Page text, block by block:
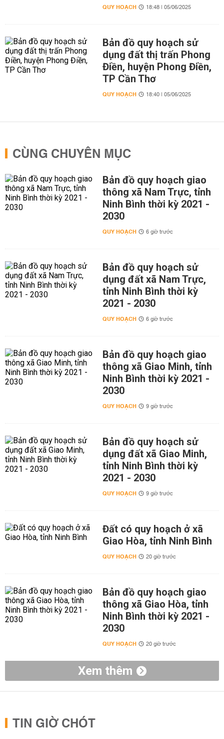
QUY HOẠCH 18:48 | 05/06/2025
Bản đồ quy hoạch sử
dụng đất thị trấn Phong
Điền, huyện Phong Điền,
TP Cần Thơ
QUY HOẠCH 18:40 | 05/06/2025
CÙNG CHUYÊN MỤC
Bản đồ quy hoạch giao
thông xã Nam Trực, tỉnh
Ninh Bình thời kỳ 2021 -
2030
QUY HOẠCH 6 giờ trước
Bản đồ quy hoạch sử
dụng đất xã Nam Trực,
tỉnh Ninh Bình thời kỳ
2021 - 2030
QUY HOẠCH 6 giờ trước
Bản đồ quy hoạch giao
thông xã Giao Minh, tỉnh
Ninh Bình thời kỳ 2021 -
2030
QUY HOẠCH 9 giờ trước
Bản đồ quy hoạch sử
dụng đất xã Giao Minh,
tỉnh Ninh Bình thời kỳ
2021 - 2030
QUY HOẠCH 9 giờ trước
Đất có quy hoạch ở xã
Giao Hòa, tỉnh Ninh Bình
QUY HOẠCH 20 giờ trước
Bản đồ quy hoạch giao
thông xã Giao Hòa, tỉnh
Ninh Bình thời kỳ 2021 -
2030
QUY HOẠCH 20 giờ trước
Xem thêm
TIN GIỜ CHÓT